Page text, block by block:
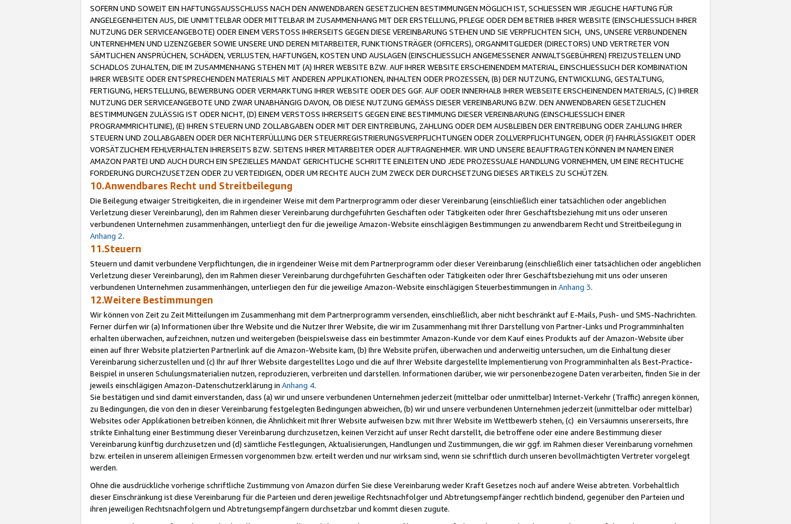
SOFERN UND SOWEIT EIN HAFTUNGSAUSSCHLUSS NACH DEN ANWENDBAREN GESETZLICHEN BESTIMMUNGEN MÖGLICH IST, SCHLIESSEN WIR JEGLICHE HAFTUNG FÜR
ANGELEGENHEITEN AUS, DIE UNMITTELBAR ODER MITTELBAR IM ZUSAMMENHANG MIT DER ERSTELLUNG, PFLEGE ODER DEM BETRIEB IHRER WEBSITE (EINSCHLIESSLICH IHRER
NUTZUNG DER SERVICEANGEBOTE) ODER EINEM VERSTOSS IHRERSEITS GEGEN DIESE VEREINBARUNG STEHEN UND SIE VERPFLICHTEN SICH, UNS, UNSERE VERBUNDENEN
UNTERNEHMEN UND LIZENZGEBER SOWIE UNSERE UND DEREN MITARBEITER, FUNKTIONSTRÄGER (OFFICERS), ORGANMITGLIEDER (DIRECTORS) UND VERTRETER VON
SÄMTLICHEN ANSPRÜCHEN, SCHÄDEN, VERLUSTEN, HAFTUNGEN, KOSTEN UND AUSLAGEN (EINSCHLIESSLICH ANGEMESSENER ANWALTSGEBÜHREN) FREIZUSTELLEN UND
SCHADLOS ZUHALTEN, DIE IM ZUSAMMENHANG STEHEN MIT (A) IHRER WEBSITE BZW. AUF IHRER WEBSITE ERSCHEINENDEM MATERIAL, EINSCHLIESSLICH DER KOMBINATION
IHRER WEBSITE ODER ENTSPRECHENDEN MATERIALS MIT ANDEREN APPLIKATIONEN, INHALTEN ODER PROZESSEN, (B) DER NUTZUNG, ENTWICKLUNG, GESTALTUNG,
FERTIGUNG, HERSTELLUNG, BEWERBUNG ODER VERMARKTUNG IHRER WEBSITE ODER DES GGF. AUF ODER INNERHALB IHRER WEBSEITE ERSCHEINENDEN MATERIALS, (C) IHRER
NUTZUNG DER SERVICEANGEBOTE UND ZWAR UNABHÄNGIG DAVON, OB DIESE NUTZUNG GEMÄSS DIESER VEREINBARUNG BZW. DEN ANWENDBAREN GESETZLICHEN
BESTIMMUNGEN ZULÄSSIG IST ODER NICHT, (D) EINEM VERSTOSS IHRERSEITS GEGEN EINE BESTIMMUNG DIESER VEREINBARUNG (EINSCHLIESSLICH EINER
PROGRAMMRICHTLINIE), (E) IHREN STEUERN UND ZOLLABGABEN ODER MIT DER EINTREIBUNG, ZAHLUNG ODER DEM AUSBLEIBEN DER EINTREIBUNG ODER ZAHLUNG IHRER
STEUERN UND ZOLLABGABEN ODER DER NICHTERFÜLLUNG DER STEUERREGISTRIERUNGSVERPFLICHTUNGEN ODER ZOLLVERPFLICHTUNGEN, ODER (F) FAHRLÄSSIGKEIT ODER
VORSÄTZLICHEM FEHLVERHALTEN IHRERSEITS BZW. SEITENS IHRER MITARBEITER ODER AUFTRAGNEHMER. WIR UND UNSERE BEAUFTRAGTEN KÖNNEN IM NAMEN EINER
AMAZON PARTEI UND AUCH DURCH EIN SPEZIELLES MANDAT GERICHTLICHE SCHRITTE EINLEITEN UND JEDE PROZESSUALE HANDLUNG VORNEHMEN, UM EINE RECHTLICHE
FORDERUNG DURCHZUSETZEN ODER ZU VERTEIDIGEN, ODER UM RECHTE AUCH ZUM ZWECK DER DURCHSETZUNG DIESES ARTIKELS ZU SCHÜTZEN.
10.Anwendbares Recht und Streitbeilegung
Die Beilegung etwaiger Streitigkeiten, die in irgendeiner Weise mit dem Partnerprogramm oder dieser Vereinbarung (einschließlich einer tatsächlichen oder angeblichen
Verletzung dieser Vereinbarung), den im Rahmen dieser Vereinbarung durchgeführten Geschäften oder Tätigkeiten oder Ihrer Geschäftsbeziehung mit uns oder unseren
verbundenen Unternehmen zusammenhängen, unterliegt den für die jeweilige Amazon-Website einschlägigen Bestimmungen zu anwendbarem Recht und Streitbeilegung in
Anhang 2.
11.Steuern
Steuern und damit verbundene Verpflichtungen, die in irgendeiner Weise mit dem Partnerprogramm oder dieser Vereinbarung (einschließlich einer tatsächlichen oder angeblichen
Verletzung dieser Vereinbarung), den im Rahmen dieser Vereinbarung durchgeführten Geschäften oder Tätigkeiten oder Ihrer Geschäftsbeziehung mit uns oder unseren
verbundenen Unternehmen zusammenhängen, unterliegen den für die jeweilige Amazon-Website einschlägigen Steuerbestimmungen in Anhang 3.
12.Weitere Bestimmungen
Wir können von Zeit zu Zeit Mitteilungen im Zusammenhang mit dem Partnerprogramm versenden, einschließlich, aber nicht beschränkt auf E-Mails, Push- und SMS-Nachrichten.
Ferner dürfen wir (a) Informationen über Ihre Website und die Nutzer Ihrer Website, die wir im Zusammenhang mit Ihrer Darstellung von Partner-Links und Programminhalten
erhalten überwachen, aufzeichnen, nutzen und weitergeben (beispielsweise dass ein bestimmter Amazon-Kunde vor dem Kauf eines Produkts auf der Amazon-Website über
einen auf Ihrer Website platzierten Partnerlink auf die Amazon-Website kam, (b) Ihre Website prüfen, überwachen und anderweitig untersuchen, um die Einhaltung dieser
Vereinbarung sicherzustellen und (c) Ihr auf Ihrer Website dargestelltes Logo und die auf Ihrer Website dargestellte Implementierung von Programminhalten als Best-Practice-
Beispiel in unseren Schulungsmaterialien nutzen, reproduzieren, verbreiten und darstellen. Informationen darüber, wie wir personenbezogene Daten verarbeiten, finden Sie in der
jeweils einschlägigen Amazon-Datenschutzerklärung in Anhang 4.
Sie bestätigen und sind damit einverstanden, dass (a) wir und unsere verbundenen Unternehmen jederzeit (mittelbar oder unmittelbar) Internet-Verkehr (Traffic) anregen können,
zu Bedingungen, die von den in dieser Vereinbarung festgelegten Bedingungen abweichen, (b) wir und unsere verbundenen Unternehmen jederzeit (unmittelbar oder mittelbar)
Websites oder Applikationen betreiben können, die Ähnlichkeit mit Ihrer Website aufweisen bzw. mit Ihrer Website im Wettbewerb stehen, (c) ein Versäumnis unsererseits, Ihre
strikte Einhaltung einer Bestimmung dieser Vereinbarung durchzusetzen, keinen Verzicht auf unser Recht darstellt, die betroffene oder eine andere Bestimmung dieser
Vereinbarung künftig durchzusetzen und (d) sämtliche Festlegungen, Aktualisierungen, Handlungen und Zustimmungen, die wir ggf. im Rahmen dieser Vereinbarung vornehmen
bzw. erteilen in unserem alleinigen Ermessen vorgenommen bzw. erteilt werden und nur wirksam sind, wenn sie schriftlich durch unseren bevollmächtigten Vertreter vorgelegt
werden.
Ohne die ausdrückliche vorherige schriftliche Zustimmung von Amazon dürfen Sie diese Vereinbarung weder Kraft Gesetzes noch auf andere Weise abtreten. Vorbehaltlich
dieser Einschränkung ist diese Vereinbarung für die Parteien und deren jeweilige Rechtsnachfolger und Abtretungsempfänger rechtlich bindend, gegenüber den Parteien und
ihren jeweiligen Rechtsnachfolgern und Abtretungsempfängern durchsetzbar und kommt diesen zugute.